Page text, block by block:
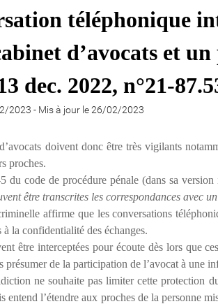
téléphonique
d’avocats et
dec. 2022, n°21-
2023 - Mis à jour le 26/02/2023
doivent donc être très vigilants
proches.
du code de procédure pénale (dans sa
être transcrites les correspondances avec
affirme que les conversations
à la confidentialité des échanges.
être interceptées pour écoute dès lors que
présumer de la participation de l’avocat à une
ne souhaite pas limiter cette protection
entend l’étendre aux proches de la personne